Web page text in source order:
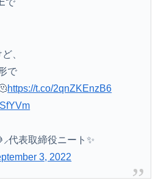
、
で
https://t.co/2qnZKEnzB6
代表取締役ニート✨
3, 2022